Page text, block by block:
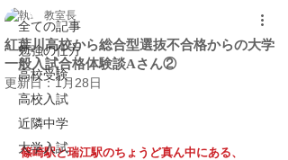
全ての記事
勉強の仕方
高校受験
高校入試
近隣中学
大学入試
紅葉川高校から総合型選抜不合格からの大学
一般入試合格体験談Aさん②
教室長
更新日：1月28日
篠崎駅と瑞江駅のちょうど真ん中にある、